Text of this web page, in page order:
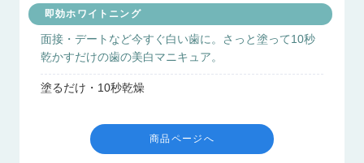
即効ホワイトニング
面接・デートなど今すぐ白い歯に。さっと塗って10秒
乾かすだけの歯の美白マニキュア。
塗るだけ・10秒乾燥
商品ページへ